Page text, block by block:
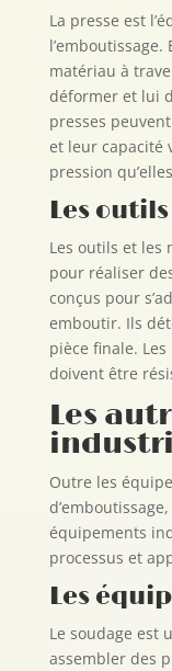
La presse est
matériau à
déformer et lui
presses
et leur capacité
pression
Les
Les outils et les
pour réaliser
conçus pour
emboutir. Ils
pièce finale.
doivent être
Les
Outre les
équipements
processus et
Les
Le soudage est
assembler des